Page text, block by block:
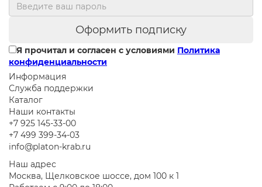
Оформить подписку
Я прочитал и согласен с условиями Политика
конфиденциальности
Информация
Служба поддержки
Каталог
Наши контакты
+7 925 145-33-00
+7 499 399-34-03
info@platon-krab.ru
Наш адрес
Москва, Щелковское шоссе, дом 100 к 1